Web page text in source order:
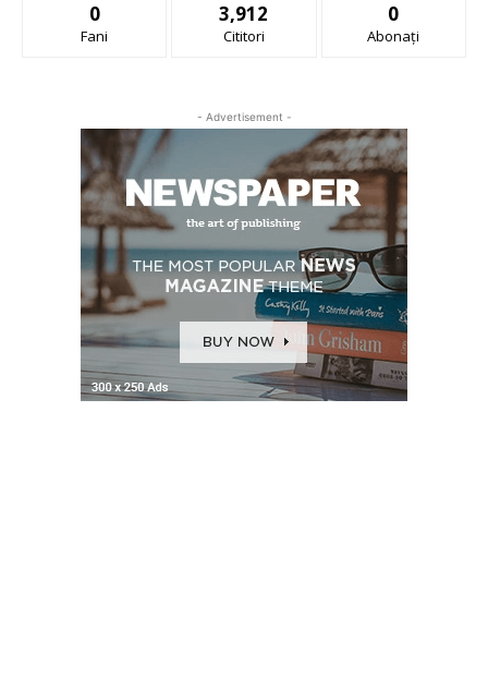
0
Fani
3,912
Cititori
0
Abonați
- Advertisement -